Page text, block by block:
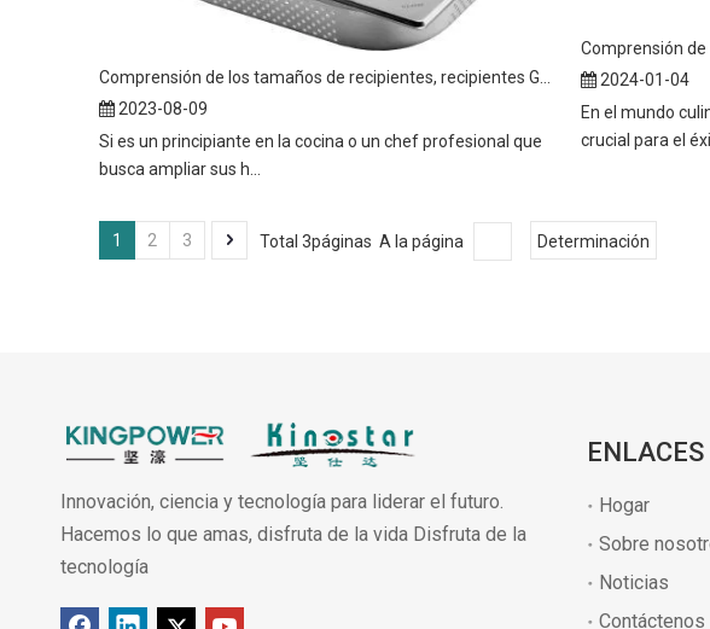
Comprensión de los tamaños de recipientes, recipientes GN y tamaños de recipientes GN 1/1
2023-08-09
Si es un principiante en la cocina o un chef profesional que
busca ampliar sus h...
2024-01-04
En el mundo
crucial para el
1 2 3 Total 3páginas A la página Determinación
Innovación, ciencia y tecnología para liderar el futuro.
Hacemos lo que amas, disfruta de la vida Disfruta de la
tecnología
Hogar
Sobre
Noticias
Contáctenos